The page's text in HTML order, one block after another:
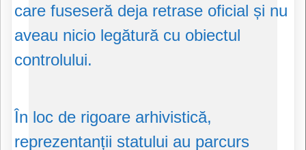
care fuseseră deja retrase oficial și nu
aveau nicio legătură cu obiectul
controlului.
În loc de rigoare arhivistică,
reprezentanții statului au parcurs